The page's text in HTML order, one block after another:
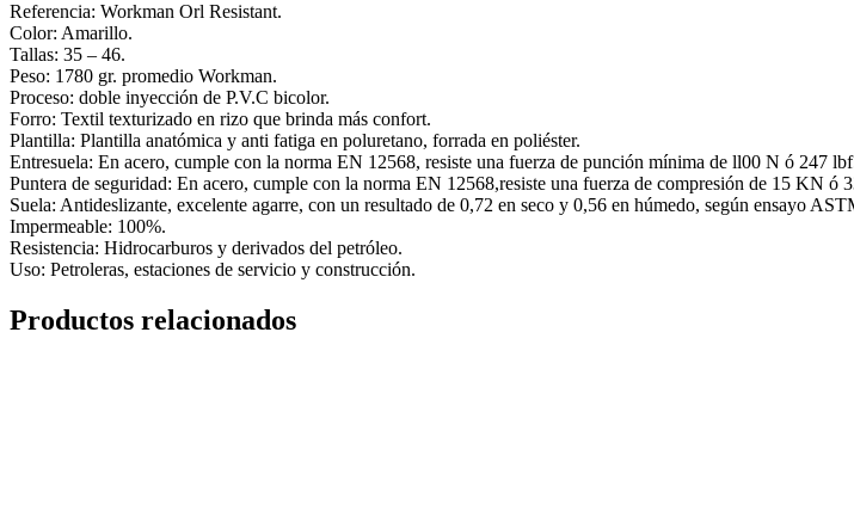
Referencia: Workman Orl Resistant.
Color: Amarillo.
Tallas: 35 – 46.
Peso: 1780 gr. promedio Workman.
Proceso: doble inyección de P.V.C bicolor.
Forro: Textil texturizado en rizo que brinda más confort.
Plantilla: Plantilla anatómica y anti fatiga en poluretano, forrada en poliéster.
Entresuela: En acero, cumple con la norma EN 12568, resiste una fuerza de punción mínima de ll00 N ó 247
Puntera de seguridad: En acero, cumple con la norma EN 12568,resiste una fuerza de compresión de 15 KN
Suela: Antideslizante, excelente agarre, con un resultado de 0,72 en seco y 0,56 en húmedo, según ensayo
Impermeable: 100%.
Resistencia: Hidrocarburos y derivados del petróleo.
Uso: Petroleras, estaciones de servicio y construcción.
Productos relacionados